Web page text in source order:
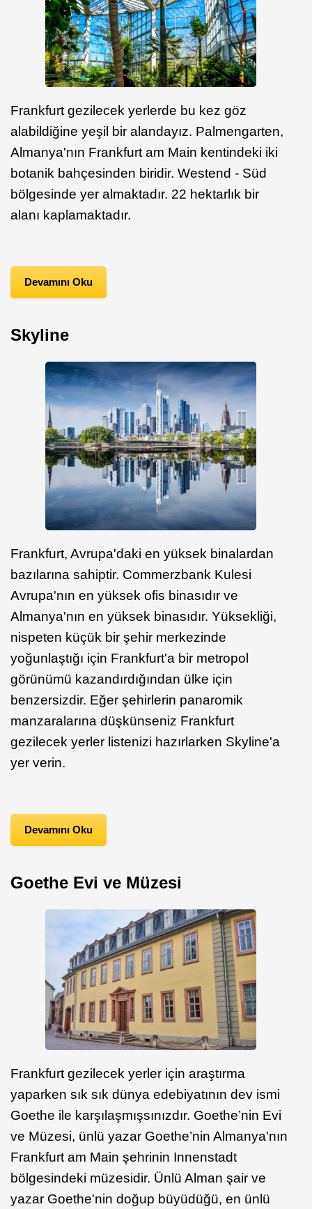
Frankfurt gezilecek yerlerde bu kez göz
alabildiğine yeşil bir alandayız. Palmengarten,
Almanya'nın Frankfurt am Main kentindeki iki
botanik bahçesinden biridir. Westend - Süd
bölgesinde yer almaktadır. 22 hektarlık bir
alanı kaplamaktadır.
Devamını Oku
Skyline
Frankfurt, Avrupa'daki en yüksek binalardan
bazılarına sahiptir. Commerzbank Kulesi
Avrupa'nın en yüksek ofis binasıdır ve
Almanya'nın en yüksek binasıdır. Yüksekliği,
nispeten küçük bir şehir merkezinde
yoğunlaştığı için Frankfurt'a bir metropol
görünümü kazandırdığından ülke için
benzersizdir. Eğer şehirlerin panaromik
manzaralarına düşkünseniz Frankfurt
gezilecek yerler listenizi hazırlarken Skyline'a
yer verin.
Devamını Oku
Goethe Evi ve Müzesi
Frankfurt gezilecek yerler için araştırma
yaparken sık sık dünya edebiyatının dev ismi
Goethe ile karşılaşmışsınızdır. Goethe’nin Evi
ve Müzesi, ünlü yazar Goethe’nin Almanya'nın
Frankfurt am Main şehrinin Innenstadt
bölgesindeki müzesidir. Ünlü Alman şair ve
yazar Goethe'nin doğup büyüdüğü, en ünlü